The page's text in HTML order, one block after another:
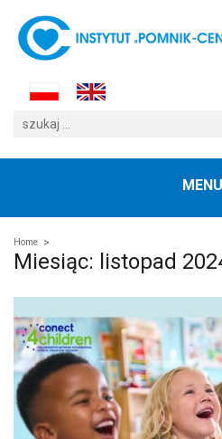
MENU
Home
Miesiąc: listopad